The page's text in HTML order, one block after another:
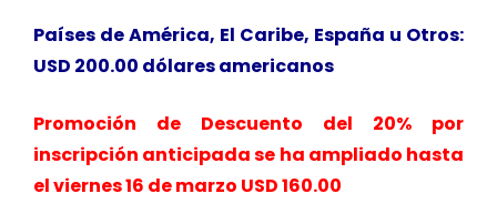
Países de América, El Caribe, España u Otros:
USD 200.00 dólares americanos
Promoción de Descuento del 20% por
inscripción anticipada se ha ampliado hasta
el viernes 16 de marzo USD 160.00